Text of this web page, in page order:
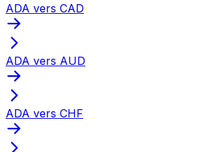
ADA vers CAD
ADA vers AUD
ADA vers CHF